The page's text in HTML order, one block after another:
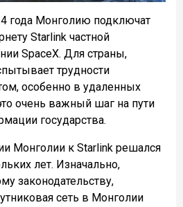
года Монголию подключат
Starlink частной
SpaceX. Для страны,
трудности
особенно в удаленных
очень важный шаг на пути
государства.
Монголии к Starlink решался
лет. Изначально,
законодательству,
сеть в Монголии